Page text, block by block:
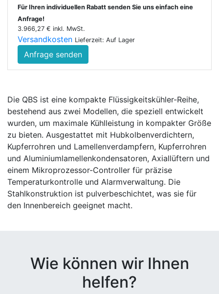
Für Ihren individuellen Rabatt senden Sie uns einfach eine
Anfrage!
3.966,27 € inkl. MwSt.
Versandkosten Lieferzeit: Auf Lager
Anfrage senden
Die QBS ist eine kompakte Flüssigkeitskühler-Reihe,
bestehend aus zwei Modellen, die speziell entwickelt
wurden, um maximale Kühlleistung in kompakter Größe
zu bieten. Ausgestattet mit Hubkolbenverdichtern,
Kupferrohren und Lamellenverdampfern, Kupferrohren
und Aluminiumlamellenkondensatoren, Axiallüftern und
einem Mikroprozessor-Controller für präzise
Temperaturkontrolle und Alarmverwaltung. Die
Stahlkonstruktion ist pulverbeschichtet, was sie für
den Innenbereich geeignet macht.
Wie können wir Ihnen
helfen?